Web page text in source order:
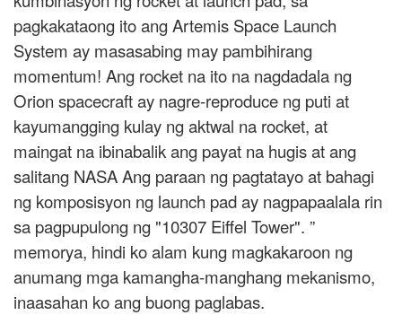
pagkakataong ito ang Artemis Space Launch
System ay masasabing may pambihirang
momentum! Ang rocket na ito na nagdadala ng
Orion spacecraft ay nagre-reproduce ng puti at
kayumangging kulay ng aktwal na rocket, at
maingat na ibinabalik ang payat na hugis at ang
salitang NASA Ang paraan ng pagtatayo at bahagi
ng komposisyon ng launch pad ay nagpapaalala rin
sa pagpupulong ng "10307 Eiffel Tower". ”
memorya, hindi ko alam kung magkakaroon ng
anumang mga kamangha-manghang mekanismo,
inaasahan ko ang buong paglabas.